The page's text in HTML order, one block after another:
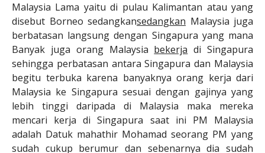
Malaysia Lama yaitu di pulau Kalimantan atau yang
disebut Borneo sedangkansedangkan Malaysia juga
berbatasan langsung dengan Singapura yang mana
Banyak juga orang Malaysia bekerja di Singapura
sehingga perbatasan antara Singapura dan Malaysia
begitu terbuka karena banyaknya orang kerja dari
Malaysia ke Singapura sesuai dengan gajinya yang
lebih tinggi daripada di Malaysia maka mereka
mencari kerja di Singapura saat ini PM Malaysia
adalah Datuk mahathir Mohamad seorang PM yang
sudah cukup berumur dan sebenarnya dia sudah